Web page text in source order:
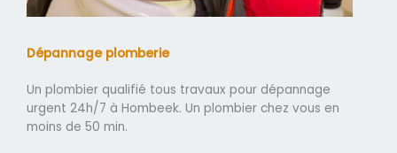
Dépannage plomberie
Un plombier qualifié tous travaux pour dépannage
urgent 24h/7 à Hombeek. Un plombier chez vous en
moins de 50 min.